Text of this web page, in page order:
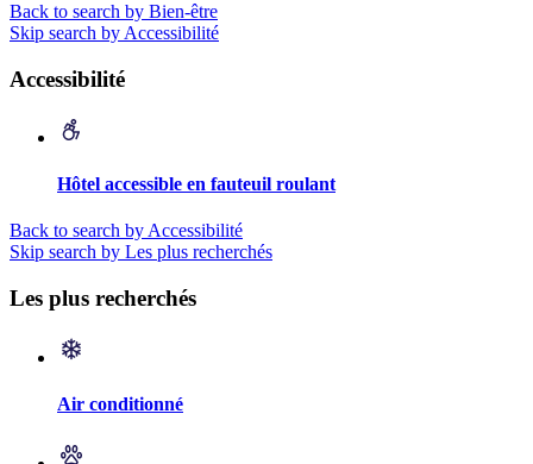
Back to search by Bien-être
Skip search by Accessibilité
Accessibilité
Hôtel accessible en fauteuil roulant
Back to search by Accessibilité
Skip search by Les plus recherchés
Les plus recherchés
Air conditionné